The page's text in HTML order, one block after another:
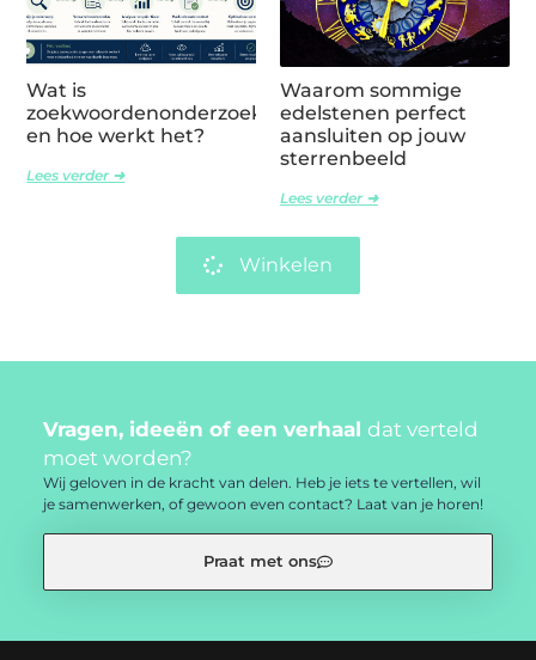
Wat is
zoekwoordenonderzoek
en hoe werkt het?
Lees verder ➜
Waarom sommige
edelstenen perfect
aansluiten op jouw
sterrenbeeld
Lees verder ➜
Winkelen
Vragen, ideeën of een verhaal dat verteld
moet worden?
Wij geloven in de kracht van delen. Heb je iets te vertellen, wil
je samenwerken, of gewoon even contact? Laat van je horen!
Praat met ons